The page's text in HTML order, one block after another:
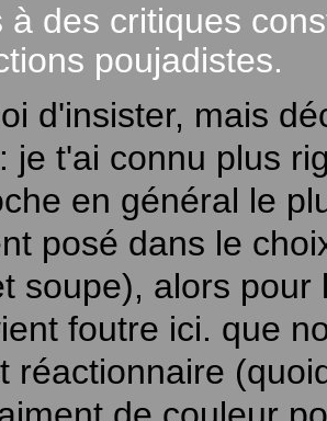
à des critiques
poujadistes.
d'insister, mais
je t'ai connu plus
en général le
posé dans le
soupe), alors
foutre ici. que
réactionnaire